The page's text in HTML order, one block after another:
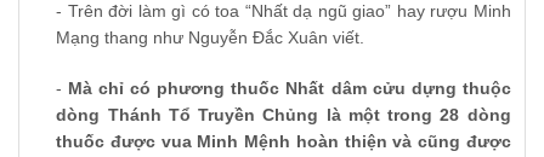
- Trên đời làm gì có toa “Nhất dạ ngũ giao” hay rượu Minh
Mạng thang như Nguyễn Đắc Xuân viết.
- Mà chỉ có phương thuốc Nhất dâm cửu dựng thuộc
dòng Thánh Tổ Truyền Chủng là một trong 28 dòng
thuốc được vua Minh Mệnh hoàn thiện và cũng được